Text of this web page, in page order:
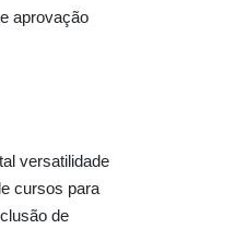
aprovação
versatilidade
cursos para
de